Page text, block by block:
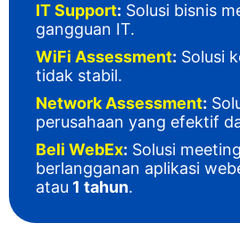
IT Support: Solusi bisnis
gangguan IT.
WiFi Assessment: Solusi
tidak stabil.
Network Assessment:
perusahaan yang efektif
Beli WebEx: Solusi
berlangganan aplikasi
atau 1 tahun.